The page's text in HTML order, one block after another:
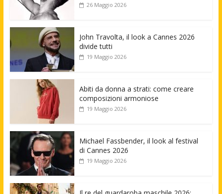
26 Maggio 2026
John Travolta, il look a Cannes 2026
divide tutti
19 Maggio 2026
Abiti da donna a strati: come creare
composizioni armoniose
19 Maggio 2026
Michael Fassbender, il look al festival
di Cannes 2026
19 Maggio 2026